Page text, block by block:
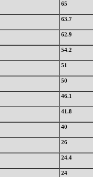
65
63.7
62.9
54.2
51
50
46.1
41.8
40
26
24.4
24